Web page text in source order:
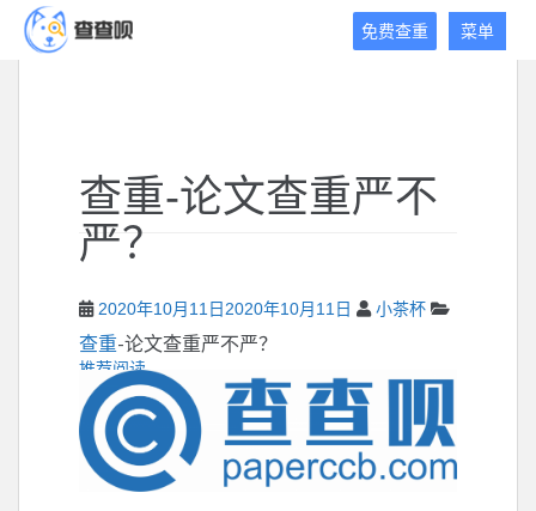
菜单
免费查重
查重-论文查重严不
严？
2020年10月11日 2020年10月11日 小茶杯
推荐阅读
查重-论文查重严不严？